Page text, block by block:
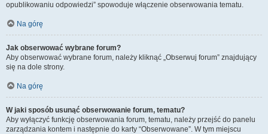
opublikowaniu odpowiedzi” spowoduje włączenie obserwowania tematu.
Na górę
Jak obserwować wybrane forum?
Aby obserwować wybrane forum, należy kliknąć „Obserwuj forum” znajdujący
się na dole strony.
Na górę
W jaki sposób usunąć obserwowanie forum, tematu?
Aby wyłączyć funkcję obserwowania forum, tematu, należy przejść do panelu
zarządzania kontem i następnie do karty “Obserwowane”. W tym miejscu